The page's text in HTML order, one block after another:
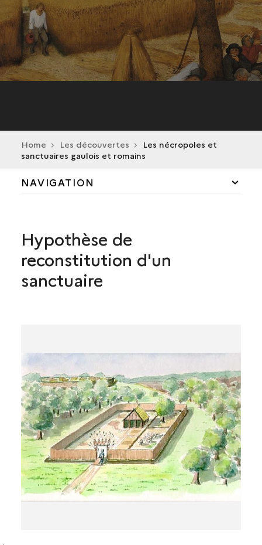
Home Les découvertes
Les nécropoles et
sanctuaires gaulois et romains
NAVIGATION
LES PREMIERS MÉTALLURGISTES
LES NÉCROPOLES ET SANCTUAIRES GAULOIS ET
ROMAINS
LES ENCLOS FUNÉRAIRES
LES PETITS TEMPLES GALLO-ROMAINS
LES SANCTUAIRES
DIAPORAMA
LA NÉCROPOLE DE TARTIGNY (OISE)
LE SANCTUAIRE DE RIBEMONT-SUR-ANCRE
(SOMME)
L'HABITAT GAULOIS
L'HABITAT GALLO-ROMAIN
Hypothèse de
reconstitution d'un
sanctuaire